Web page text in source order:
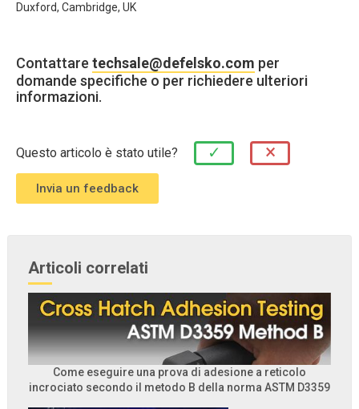
Duxford, Cambridge, UK
Contattare techsale@defelsko.com per
domande specifiche o per richiedere ulteriori
informazioni.
Questo articolo è stato utile? ✓ ×
Articoli correlati
Come eseguire una prova di adesione a reticolo
incrociato secondo il metodo B della norma ASTM D3359